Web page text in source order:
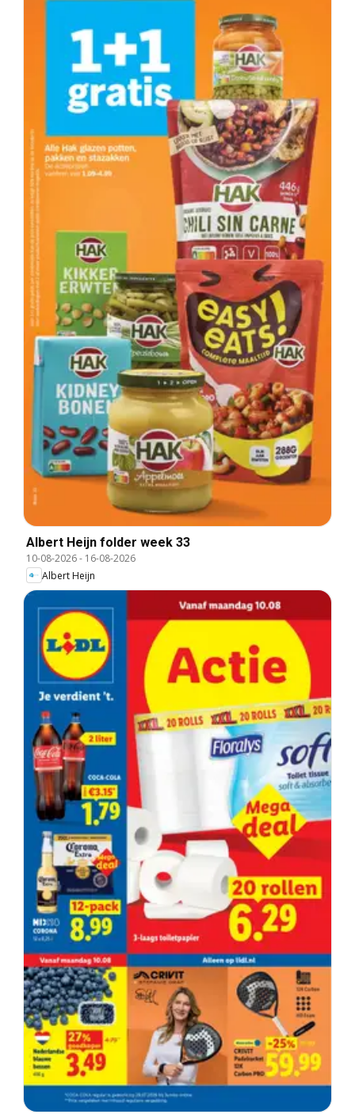
Albert Heijn folder week 33
10-08-2026- 16-08-2026
Albert Heijn